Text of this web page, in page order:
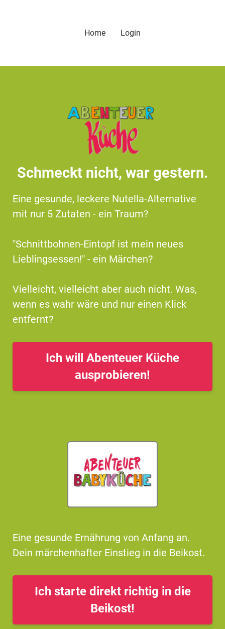
Home Login
Schmeckt nicht, war gestern.
Eine gesunde, leckere Nutella-Alternative
mit nur 5 Zutaten - ein Traum?
"Schnittbohnen-Eintopf ist mein neues
Lieblingsessen!" - ein Märchen?
Vielleicht, vielleicht aber auch nicht. Was,
wenn es wahr wäre und nur einen Klick
entfernt?
Ich will Abenteuer Küche
ausprobieren!
Eine gesunde Ernährung von Anfang an.
Dein märchenhafter Einstieg in die Beikost.
Ich starte direkt richtig in die
Beikost!